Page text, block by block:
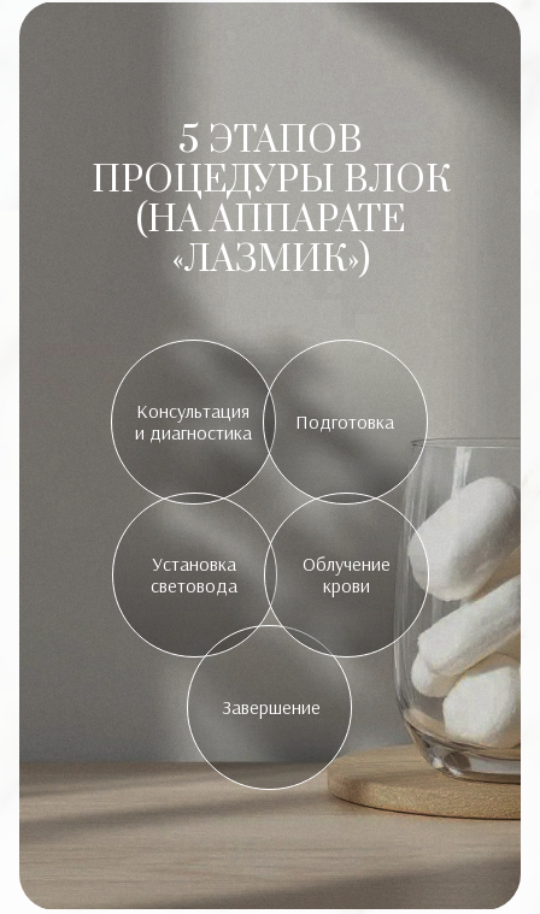
5 ЭТАПОВ
ПРОЦЕДУРЫ ВЛОК
(НА АППАРАТЕ
«ЛАЗМИК»)
Консультация
и диагностика
Установка
световода
Завершение
Подготовка
Облучение
крови